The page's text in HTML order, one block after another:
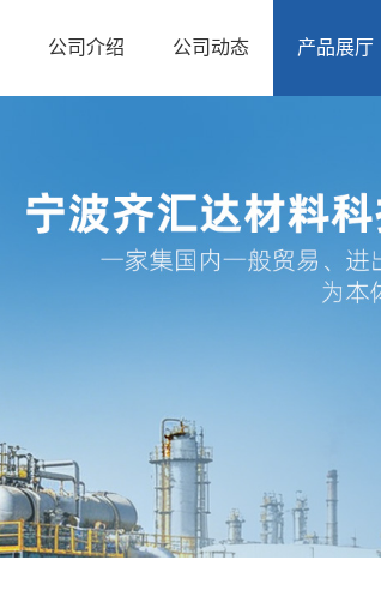
公司介绍 公司动态 产品展厅